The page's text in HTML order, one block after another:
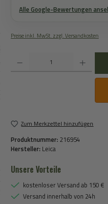
Alle Google-Bewertungen
Preise inkl. MwSt. zzgl. Versandkosten
Zum Merkzettel hinzufügen
Produktnummer: 216954
Hersteller: Leica
Unsere Vorteile
kostenloser Versand ab 150 €
Versand innerhalb von 24h